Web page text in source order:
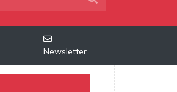
Newsletter